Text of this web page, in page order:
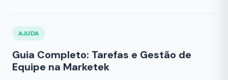
AJUDA
Guia Completo: Tarefas e Gestão de
Equipe na Marketek